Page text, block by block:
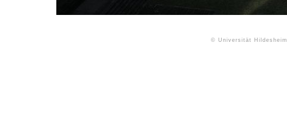
© Universität Hildesheim